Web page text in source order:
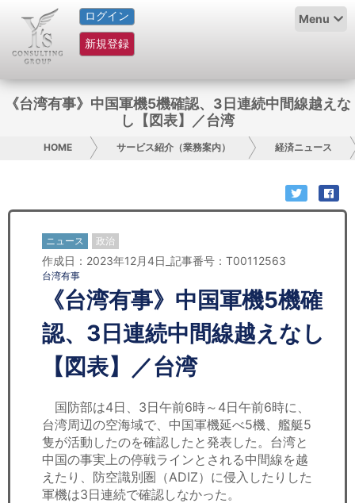
ログイン
新規登録
Menu
HOME
サービス紹介
コラム
お問い合わせ
日本人にPR
コンサルティング
リサーチ
セミナー
労務顧問
ＩＴ
《台湾有事》中国軍機5機確認、3日連続中間線越えな
し【図表】／台湾
HOME サービス紹介（業務案内） 経済ニュース
ニュース 政治
作成日：2023年12月4日_記事番号：T00112563
台湾有事
《台湾有事》中国軍機5機確
認、3日連続中間線越えなし
【図表】／台湾
国防部は4日、3日午前6時～4日午前6時に、
台湾周辺の空海域で、中国軍機延べ5機、艦艇5
隻が活動したのを確認したと発表した。台湾と
中国の事実上の停戦ラインとされる中間線を越
えたり、防空識別圏（ADIZ）に侵入したりした
軍機は3日連続で確認しなかった。